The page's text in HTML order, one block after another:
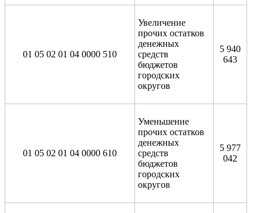
01 05 02 01 04 0000 510
Увеличение
прочих остатков
денежных
средств
бюджетов
городских
округов
5 940
643
01 05 02 01 04 0000 610
Уменьшение
прочих остатков
денежных
средств
бюджетов
городских
округов
5 977
042